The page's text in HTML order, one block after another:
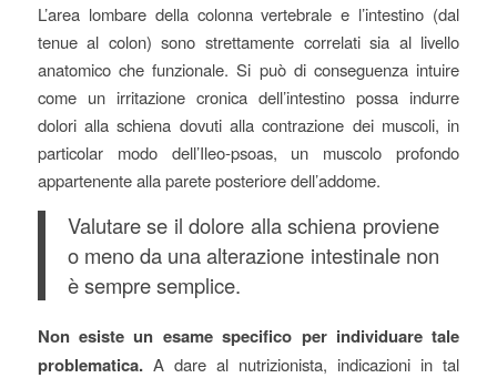
L’area lombare della colonna vertebrale e l’intestino (dal
tenue al colon) sono strettamente correlati sia al livello
anatomico che funzionale. Si può di conseguenza intuire
come un irritazione cronica dell’intestino possa indurre
dolori alla schiena dovuti alla contrazione dei muscoli, in
particolar modo dell’Ileo-psoas, un muscolo profondo
appartenente alla parete posteriore dell’addome.
Valutare se il dolore alla schiena proviene
o meno da una alterazione intestinale non
è sempre semplice.
Non esiste un esame specifico per individuare tale
problematica.A dare al nutrizionista, indicazioni in tal